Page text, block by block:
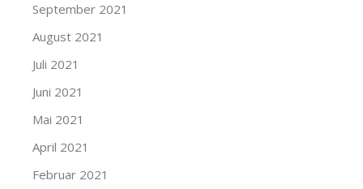
September 2021
August 2021
Juli 2021
Juni 2021
Mai 2021
April 2021
Februar 2021